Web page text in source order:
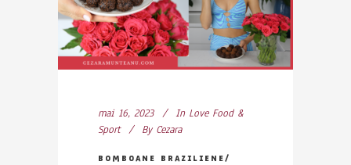
mai 16, 2023 In Love Food &
Sport
By Cezara
BOMBOANE BRAZILIENE/